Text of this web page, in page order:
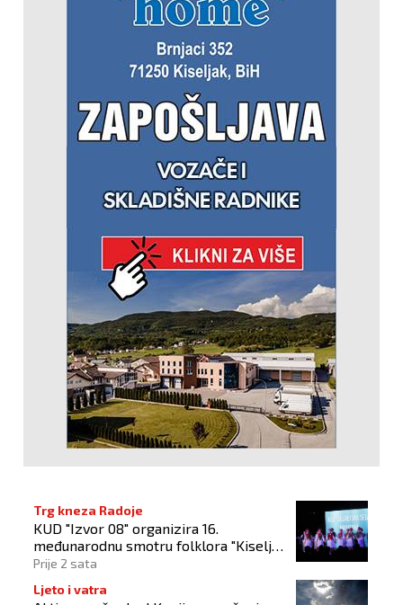
Trg kneza Radoje
KUD "Izvor 08" organizira 16.
međunarodnu smotru folklora "Kiseljak
2026"
Prije 2 sata
Ljeto i vatra